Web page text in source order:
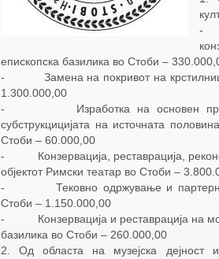
-
епископска базилика во Стоби –
- Замена на покривот на
1.300.000,00
- Изработка на основен проект
субструкцицијата на источната
Стоби – 60.000,00
- Конзервација, реставрација,
објектот Римски театар во Стоби –
- Тековно одржување и партерно
Стоби – 1.150.000,00
- Конзервација и реставрација на
базилика во Стоби – 260.000,00
2. Од областа на музејска дејност